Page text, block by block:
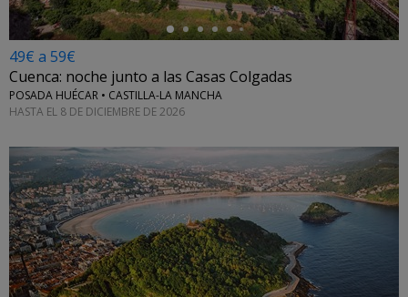
49€ a 59€
Cuenca: noche junto a las Casas Colgadas
POSADA HUÉCAR • CASTILLA-LA MANCHA
HASTA EL 8 DE DICIEMBRE DE 2026
←